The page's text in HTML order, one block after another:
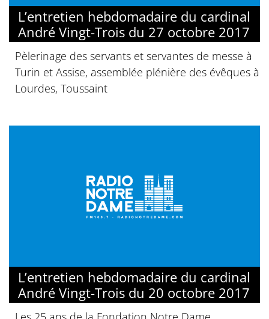
L’entretien hebdomadaire du cardinal
André Vingt-Trois du 27 octobre 2017
Pèlerinage des servants et servantes de messe à
Turin et Assise, assemblée plénière des évêques à
Lourdes, Toussaint
L’entretien hebdomadaire du cardinal
André Vingt-Trois du 20 octobre 2017